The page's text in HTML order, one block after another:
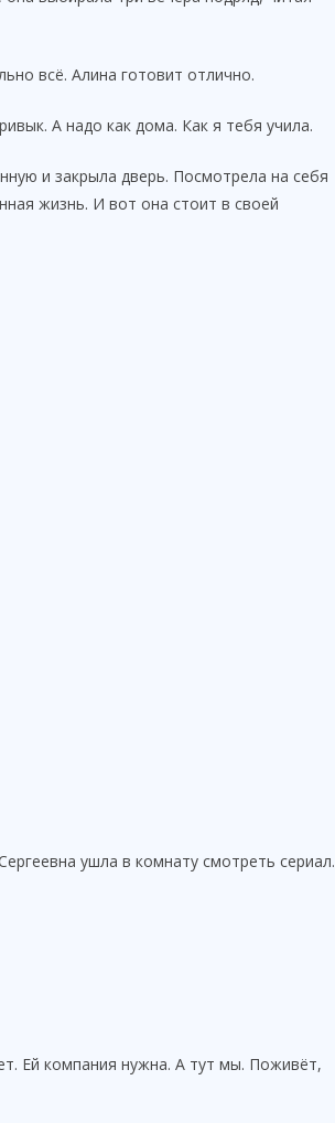
всё. Алина готовит отлично.
А надо как дома. Как я тебя учила.
и закрыла дверь. Посмотрела на себя
жизнь. И вот она стоит в своей
ушла в комнату смотреть сериал.
Ей компания нужна. А тут мы. Поживёт,